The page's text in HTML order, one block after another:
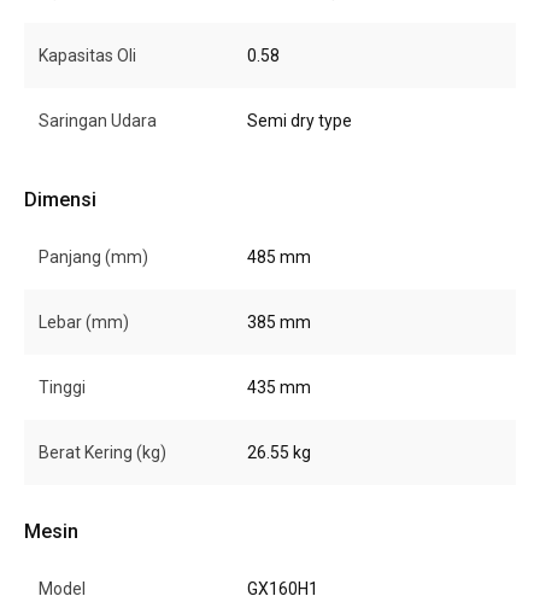
Kapasitas Oli 0.58
Saringan Udara Semi dry type
Dimensi
Panjang (mm) 485 mm
Lebar (mm) 385 mm
Tinggi 435 mm
Berat Kering (kg) 26.55 kg
Mesin
Model GX160H1